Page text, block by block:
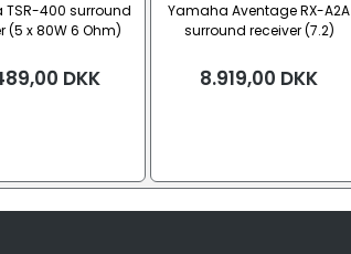
400 surround
(5 x 80W 6 Ohm)
DKK
Yamaha Aventage RX-A2A
surround receiver (7.2)
8.919,00 DKK